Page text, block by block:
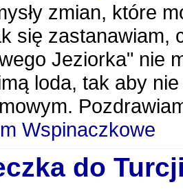
zmian, które
się zastanawiam,
Jeziorka" nie
loda, tak aby
Wspinaczkowe
do